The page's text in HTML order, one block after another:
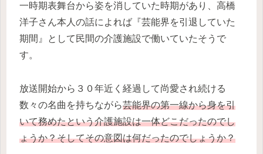
一時期表舞台から姿を消していた時期があり、高橋
洋子さん本人の話によれば『芸能界を引退していた
期間』として民間の介護施設で働いていたそうで
す。
放送開始から３０年近く経過して尚愛され続ける
数々の名曲を持ちながら芸能界の第一線から身を引
いて務めたという介護施設は一体どこだったのでし
ょうか？そしてその意図は何だったのでしょうか？